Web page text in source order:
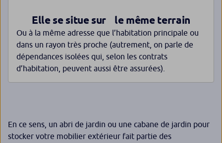
Elle se situe sur le même terrain
Ou à la même adresse que l’habitation principale ou
dans un rayon très proche (autrement, on parle de
dépendances isolées qui, selon les contrats
d’habitation, peuvent aussi être assurées).
En ce sens, un abri de jardin ou une cabane de jardin pour
stocker votre mobilier extérieur fait partie des